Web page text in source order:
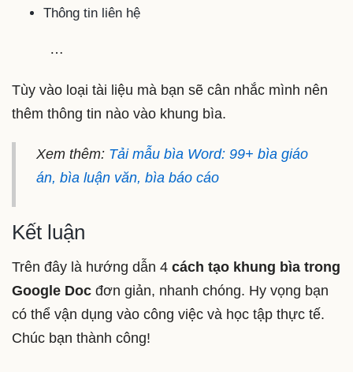
Thông tin liên hệ
…
Tùy vào loại tài liệu mà bạn sẽ cân nhắc mình nên
thêm thông tin nào vào khung bìa.
Xem thêm: Tải mẫu bìa Word: 99+ bìa giáo
án, bìa luận văn, bìa báo cáo
Kết luận
Trên đây là hướng dẫn 4 cách tạo khung bìa trong
Google Doc đơn giản, nhanh chóng. Hy vọng bạn
có thể vận dụng vào công việc và học tập thực tế.
Chúc bạn thành công!